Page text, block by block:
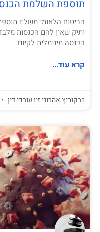
תוספת השלמת
הביטוח הלאומי משלם
ותיק שאין להם הכנסות
הכנסה מינימלית לקיום.
קרא עוד...
ברקוביץ אהרוני זיו עורכי דין